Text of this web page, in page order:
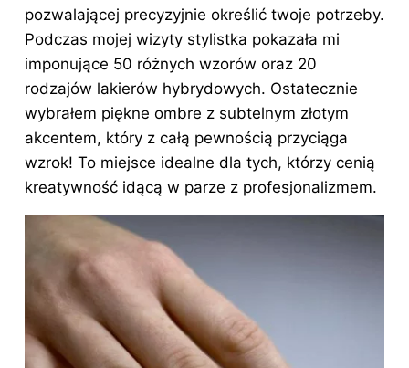
pozwalającej precyzyjnie określić twoje potrzeby.
Podczas mojej wizyty stylistka pokazała mi
imponujące 50 różnych wzorów oraz 20
rodzajów lakierów hybrydowych. Ostatecznie
wybrałem piękne ombre z subtelnym złotym
akcentem, który z całą pewnością przyciąga
wzrok! To miejsce idealne dla tych, którzy cenią
kreatywność idącą w parze z profesjonalizmem.